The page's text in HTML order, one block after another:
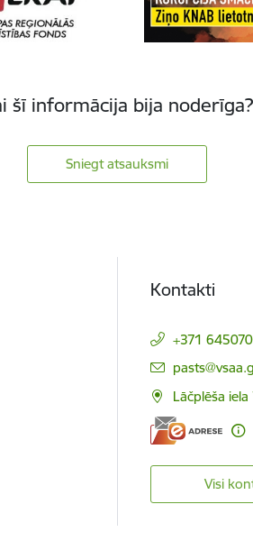
šī informācija bija noderīga?
Sniegt atsauksmi
Kontakti
+371
E-pasts:
Lāčplēša iela
Visi